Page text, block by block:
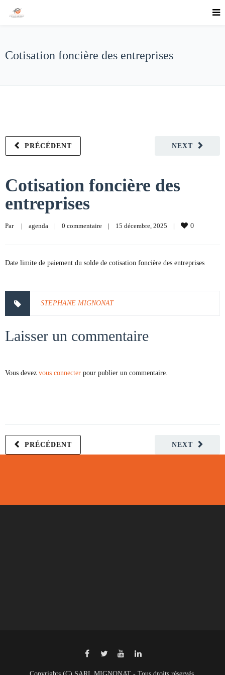
Cotisation foncière des entreprises
NEXT
PRÉCÉDENT
Cotisation foncière des
entreprises
Par | agenda | 0 commentaire | 15 décembre, 2025 | 0
Date limite de paiement du solde de cotisation foncière des entreprises
STEPHANE MIGNONAT
Laisser un commentaire
Vous devez vous connecter pour publier un commentaire.
NEXT
PRÉCÉDENT